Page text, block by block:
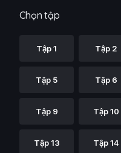
Chọn tập
Tập 1 Tập 2
Tập 5 Tập 6
Tập 9 Tập 10
Tập 13 Tập 14